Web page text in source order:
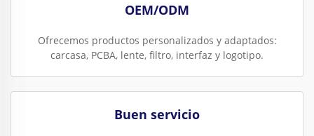
OEM/ODM
Ofrecemos productos personalizados y adaptados:
carcasa, PCBA, lente, filtro, interfaz y logotipo.
Buen servicio